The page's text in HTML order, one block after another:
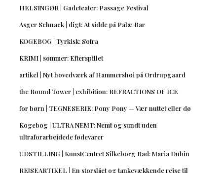
HELSINGØR | Gadeteater: Passage Festival
Asger Schnack | digt: At sidde på Palæ Bar
KOGEBOG | Tyrkisk: Sofra
KRIMI | sommer: Efterspillet
artikel | Nyt hovedværk af Hammershøi på Ordrupgaard
the Round Tower | exhibition: REFRACTIONS OF ICE
for børn | TEGNESERIE: Pony Pony — Vær nuttet eller dø
Kogebog | ULTRA NEMT: Nemt og sundt uden
ultraforarbejdede fødevarer
UDSTILLING | KunstCentret Silkeborg Bad: Maria Dubin
REJSEARTIKEL | En storslået og tankevækkende rejse til